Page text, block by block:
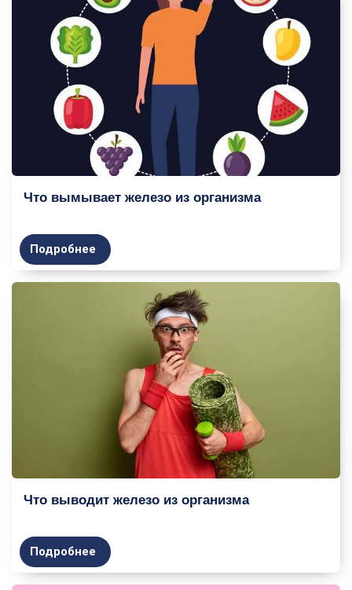
Что вымывает железо из организма
Подробнее
Что выводит железо из организма
Подробнее